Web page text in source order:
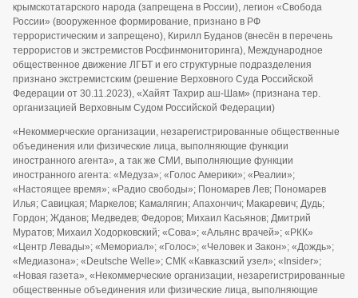
крымскотатарского народа (запрещена в России), легион «Свобода
России» (вооруженное формирование, признано в РФ
террористическим и запрещено), Кирилл Буданов (внесён в перечень
террористов и экстремистов Росфинмониторинга), Международное
общественное движение ЛГБТ и его структурные подразделения
признано экстремистским (решение Верховного Суда Российской
Федерации от 30.11.2023), «Хайят Тахрир аш-Шам» (признана тер.
организацией Верховным Судом Российской Федерации)
«Некоммерческие организации, незарегистрированные общественные
объединения или физические лица, выполняющие функции
иностранного агента», а так же СМИ, выполняющие функции
иностранного агента: «Медуза»; «Голос Америки»; «Реалии»;
«Настоящее время»; «Радио свободы»; Пономарев Лев; Пономарев
Илья; Савицкая; Маркелов; Камалягин; Апахончич; Макаревич; Дудь;
Гордон; Жданов; Медведев; Федоров; Михаил Касьянов; Дмитрий
Муратов; Михаил Ходорковский; «Сова»; «Альянс врачей»; «РКК»
«Центр Левады»; «Мемориал»; «Голос»; «Человек и Закон»; «Дождь»;
«Медиазона»; «Deutsche Welle»; СМК «Кавказский узел»; «Insider»;
«Новая газета», «Некоммерческие организации, незарегистрированные
общественные объединения или физические лица, выполняющие